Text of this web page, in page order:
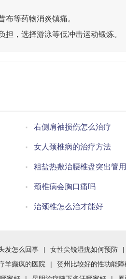
布等药物消炎镇痛。
担，选择游泳等低冲击运动锻炼。
右侧肩袖损伤怎么治疗
女人颈椎病的治疗方法
粗盐热敷治腰椎盘突出管
颈椎病会胸口痛吗
治颈椎怎么治才能好
发怎么回事 | 女性尖锐湿疣如何预防 |
羊癫疯的医院 | 贺州比较好的性功能障